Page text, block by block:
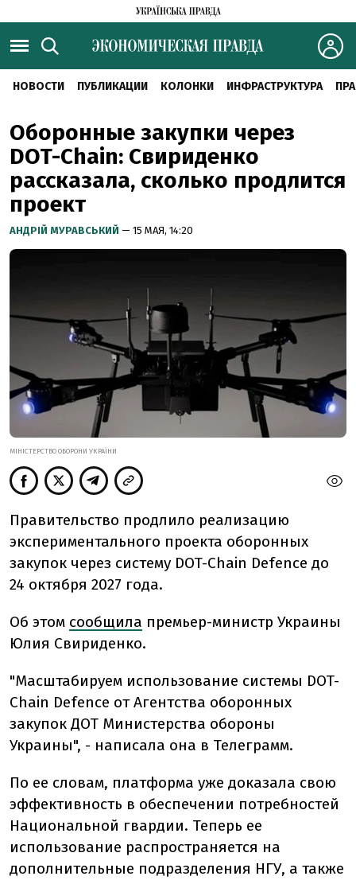
НОВОСТИ ПУБЛИКАЦИИ КОЛОНКИ ИНФРАСТРУКТУРА
Оборонные закупки через
DOT-Chain: Свириденко
рассказала, сколько продлится
проект
АНДРІЙ МУРАВСЬКИЙ — 15 МАЯ, 14:20
МІНІСТЕРСТВО ОБОРОНИ УКРАЇНИ
Правительство продлило реализацию
экспериментального проекта оборонных
закупок через систему DOT-Chain Defence до
24 октября 2027 года.
Об этом сообщила премьер-министр Украины
Юлия Свириденко.
"Масштабируем использование системы DOT-
Chain Defence от Агентства оборонных
закупок ДОТ Министерства обороны
Украины", - написала она в Телеграмм.
По ее словам, платформа уже доказала свою
эффективность в обеспечении потребностей
Национальной гвардии. Теперь ее
использование распространяется на
дополнительные подразделения НГУ, а также